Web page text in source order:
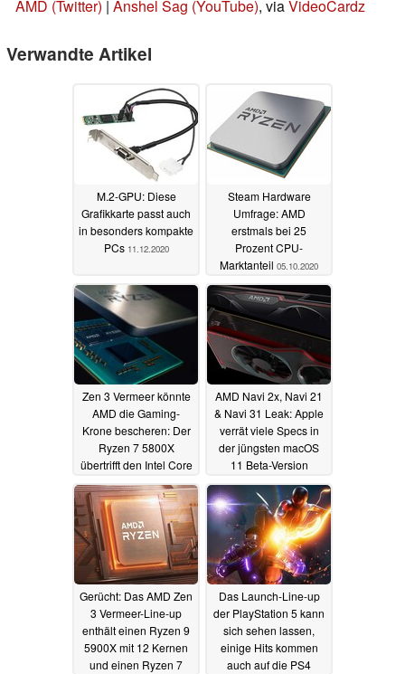
AMD (Twitter) | Anshel Sag (YouTube), viaVideoCardz
Verwandte Artikel
M.2-GPU: Diese
Grafikkarte passt auch
in besonders kompakte
PCs 11.12.2020
Steam Hardware
Umfrage: AMD
erstmals bei 25
Prozent CPU-
Marktanteil 05.10.2020
Zen 3 Vermeer könnte
AMD die Gaming-
Krone bescheren: Der
Ryzen 7 5800X
übertrifft den Intel Core
i9-10900K in AotS
29.09.2020
AMD Navi 2x, Navi 21
& Navi 31 Leak: Apple
verrät viele Specs in
der jüngsten macOS
11 Beta-Version
29.09.2020
Gerücht: Das AMD Zen
3 Vermeer-Line-up
enthält einen Ryzen 9
5900X mit 12 Kernen
und einen Ryzen 7
Das Launch-Line-up
der PlayStation 5 kann
sich sehen lassen,
einige Hits kommen
auch auf die PS4